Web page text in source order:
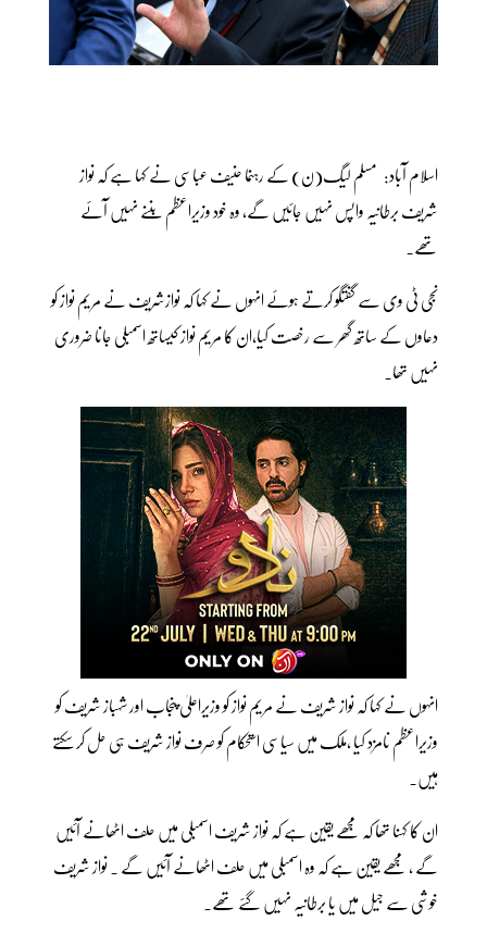
اسلام آباد: مسلم لیگ(ن) کے رہنما حنیف عباسی نے کہا ہے کہ نواز
شریف برطانیہ واپس نہیں جائیں گے، وہ خود وزیراعظم بننے نہیں آئے
تھے۔
نجی ٹی وی سے گفتگو کرتے ہوئے انہوں نے کہا کہ نوازشریف نے مریم نواز کو
دعاوں کے ساتھ گھر سے رخصت کیا،ان کا مریم نواز کیساتھ اسمبلی جانا ضروری
نہیں تھا۔
انہوں نے کہا کہ نواز شریف نے مریم نواز کو وزیراعلیٰ پنجاب اور شہباز شریف کو
وزیراعظم نامزد کیا ،ملک میں سیاسی استحکام کو صرف نواز شریف ہی حل کر سکتے
ہیں۔
ان کا کہنا تھا کہ مجھے یقین ہے کہ نواز شریف اسمبلی میں حلف اٹھانے آئیں
گے ، مجھے یقین ہے کہ وہ اسمبلی میں حلف اٹھانے آئیں گے ۔ نواز شریف
خوشی سے جیل میں یا برطانیہ نہیں گئے تھے۔